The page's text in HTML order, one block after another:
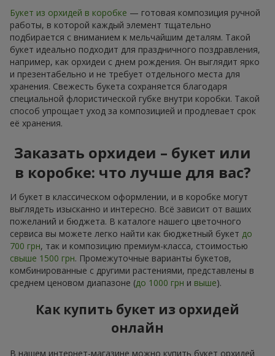
Букет из орхидей в коробке — готовая композиция ручной
работы, в которой каждый элемент тщательно
подбирается с вниманием к мельчайшим деталям. Такой
букет идеально подходит для праздничного поздравления,
например, как орхидеи с днем рождения. Он выглядит ярко
и презентабельно и не требует отдельного места для
хранения. Свежесть букета сохраняется благодаря
специальной флористической губке внутри коробки. Такой
способ упрощает уход за композицией и продлевает срок
её хранения.
Заказать орхидеи – букет или
в коробке: что лучше для вас?
И букет в классическом оформлении, и в коробке могут
выглядеть изысканно и интересно. Всё зависит от ваших
пожеланий и бюджета. В каталоге нашего цветочного
сервиса вы можете легко найти как бюджетный букет до
700 грн, так и композицию премиум-класса, стоимостью
свыше 1500 грн. Промежуточные варианты букетов,
комбинированные с другими растениями, представлены в
среднем ценовом диапазоне (до 1000 грн и выше).
Как купить букет из орхидей
онлайн
В нашем интернет-магазине можно купить букет орхидей